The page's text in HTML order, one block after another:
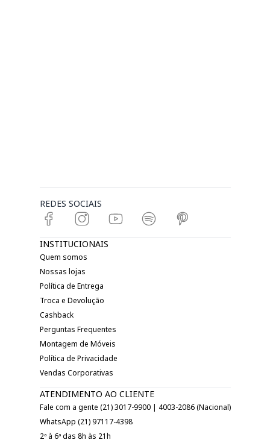
REDES SOCIAIS
INSTITUCIONAIS
Quem somos
Nossas lojas
Política de Entrega
Troca e Devolução
Cashback
Perguntas Frequentes
Montagem de Móveis
Política de Privacidade
Vendas Corporativas
ATENDIMENTO AO CLIENTE
Fale com a gente (21) 3017-9900 | 4003-2086 (Nacional)
WhatsApp (21) 97117-4398
2ª à 6ª das 8h às 21h